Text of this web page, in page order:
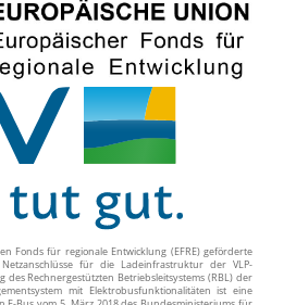
Fonds für regionale Entwicklung (EFRE) geförderte
für die Ladeinfrastruktur der VLP­
Rechnergestützten Betriebsleitsystems (RBL) der
mit Elektrobusfunktionalitäten ist eine